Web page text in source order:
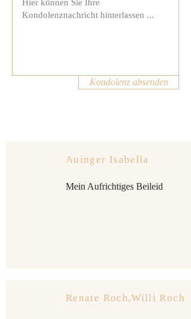
Kondolenz absenden
Auinger Isabella
Mein Aufrichtiges Beileid
Renate Roch,Willi Roch